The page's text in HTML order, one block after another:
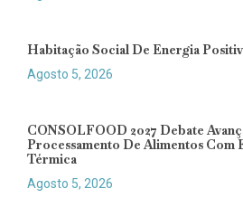
Habitação Social De Energia
Agosto 5, 2026
CONSOLFOOD 2027 Debate
Processamento De Alimentos Com
Térmica
Agosto 5, 2026